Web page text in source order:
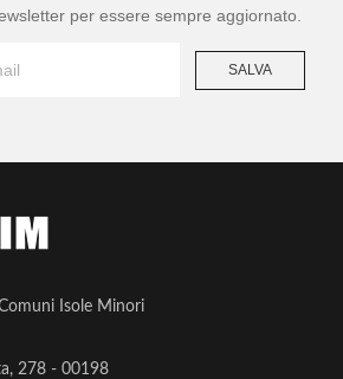
per essere sempre aggiornato.
Isole Minori
278 - 00198